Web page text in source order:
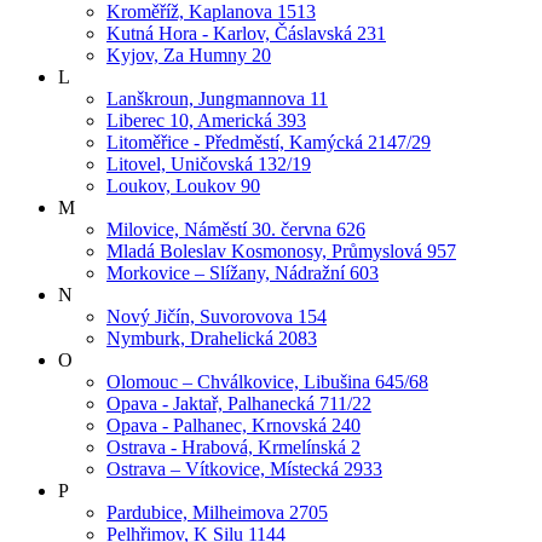
Kroměříž, Kaplanova 1513
Kutná Hora - Karlov, Čáslavská 231
Kyjov, Za Humny 20
L
Lanškroun, Jungmannova 11
Liberec 10, Americká 393
Litoměřice - Předměstí, Kamýcká 2147/29
Litovel, Uničovská 132/19
Loukov, Loukov 90
M
Milovice, Náměstí 30. června 626
Mladá Boleslav Kosmonosy, Průmyslová 957
Morkovice – Slížany, Nádražní 603
N
Nový Jičín, Suvorovova 154
Nymburk, Drahelická 2083
O
Olomouc – Chválkovice, Libušina 645/68
Opava - Jaktař, Palhanecká 711/22
Opava - Palhanec, Krnovská 240
Ostrava - Hrabová, Krmelínská 2
Ostrava – Vítkovice, Místecká 2933
P
Pardubice, Milheimova 2705
Pelhřimov, K Silu 1144